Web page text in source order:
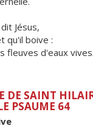
Jésus,
qu'il boive :
fleuves d'eaux vives.
DE SAINT
PSAUME 64